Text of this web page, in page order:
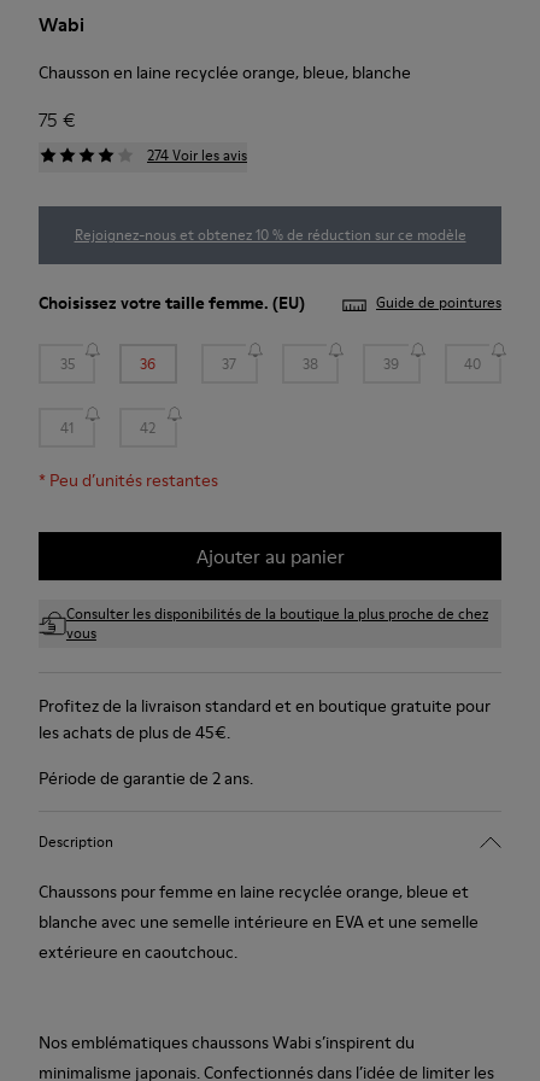
Wabi
Chausson en laine recyclée orange, bleue, blanche
75 €
274 Voir les avis
Rejoignez-nous et obtenez 10 % de réduction sur ce modèle
Choisissez votre taille femme. (EU) Guide de pointures
35 36 37 38 39 40
41 42
* Peu d’unités restantes
Ajouter au panier
Consulter les disponibilités de la boutique la plus proche de chez
vous
Profitez de la livraison standard et en boutique gratuite pour
les achats de plus de 45€.
Période de garantie de 2 ans.
Description
Chaussons pour femme en laine recyclée orange, bleue et
blanche avec une semelle intérieure en EVA et une semelle
extérieure en caoutchouc.
Nos emblématiques chaussons Wabi s’inspirent du
minimalisme japonais. Confectionnés dans l’idée de limiter les